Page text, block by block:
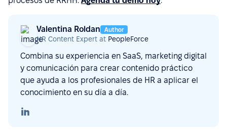
Valentina Roldan Author
HR Content Expert at PeopleForce
Combina su experiencia en SaaS, marketing digital
y comunicación para crear contenido práctico
que ayuda a los profesionales de HR a aplicar el
conocimiento en su día a día.